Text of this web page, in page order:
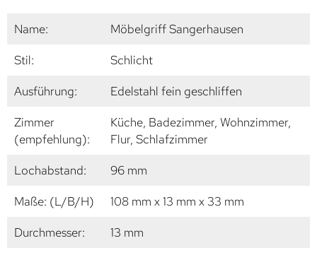
Name:
Möbelgriff Sangerhausen
Stil:
Schlicht
Ausführung:
Edelstahl fein geschliffen
Zimmer
(empfehlung):
Küche, Badezimmer, Wohnzimmer,
Flur, Schlafzimmer
Lochabstand:
96 mm
Maße: (L/B/H)
108 mm x 13 mm x 33 mm
Durchmesser:
13 mm